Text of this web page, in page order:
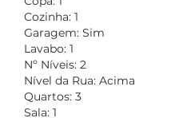
Cozinha: 1
Garagem: Sim
Lavabo: 1
Nº Níveis: 2
Nível da Rua: Acima
Quartos: 3
Sala: 1